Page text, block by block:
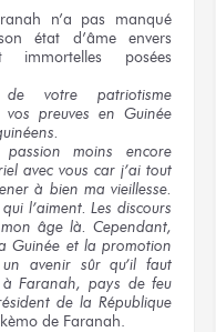
n’a pas manqué
état d’âme envers
immortelles posées
de votre patriotisme
vos preuves en Guinée
moins encore
avec vous car j’ai tout
à bien ma vieillesse.
qui l’aiment. Les discours
âgelà. Cependant,
Guinée et la promotion
un avenirsûrqu’il faut
à Faranah, pays de feu
de la République
de Faranah.